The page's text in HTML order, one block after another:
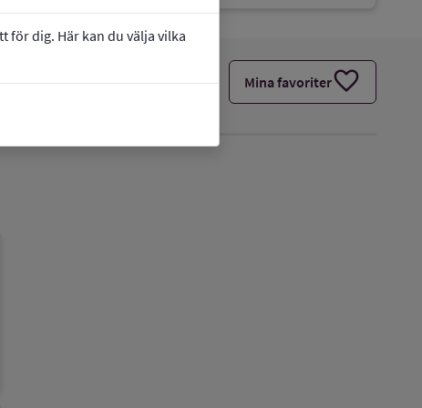
för dig. Här kan du välja vilka
Mina favoriterfavorite